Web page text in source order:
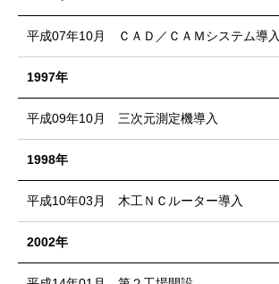
平成07年10月 ＣＡＤ／ＣＡＭシステム導入
1997年
平成09年10月 三次元測定機導入
1998年
平成10年03月 木工ＮＣルーター導入
2002年